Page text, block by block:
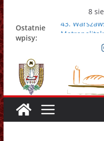
Przejdź
do
treści
8
Ostatnie
wpisy:
43.
Nowy
Zmarł
Adrian
Zmarł ks.